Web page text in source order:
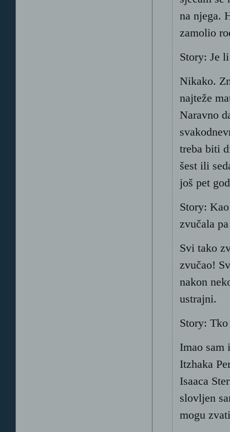
na njega.
zamolio
Story: Je
Nikako.
najteže
Naravno
treba biti
šest ili
još pet
Story:
zvučala
Svi tako
zvučao!
nakon
ustrajni.
Story:
Imao sam
Itzhaka
Isaaca
slovljen
mogu